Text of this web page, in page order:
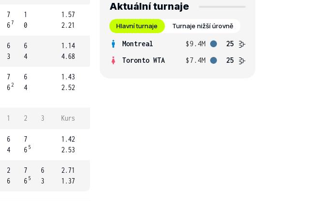
7
67
1
0
1.57
2.21
6
3
6
4
1.14
4.68
7
62
6
4
1.43
2.52
1 2 3 Kurs
6
4
7
6 5
1.42
2.53
2
6
7
6 5
6
3
2.71
1.37
Aktuální turnaje
Hlavní turnaje Turnaje nižší úrovně
Montreal $9.4M
25
Toronto WTA
$7.4M 25